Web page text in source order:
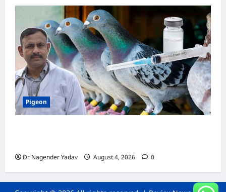
Pigeon
Dr Nagender Yadav August 4, 2026 0